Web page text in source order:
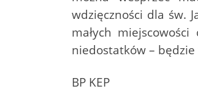
wdzięczności dla św.
małych
niedostatków –
BP KEP